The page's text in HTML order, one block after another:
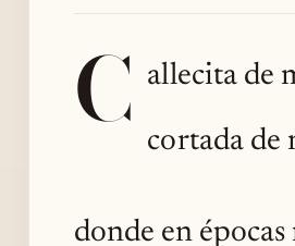
C allecita de
cortada de
donde en épocas